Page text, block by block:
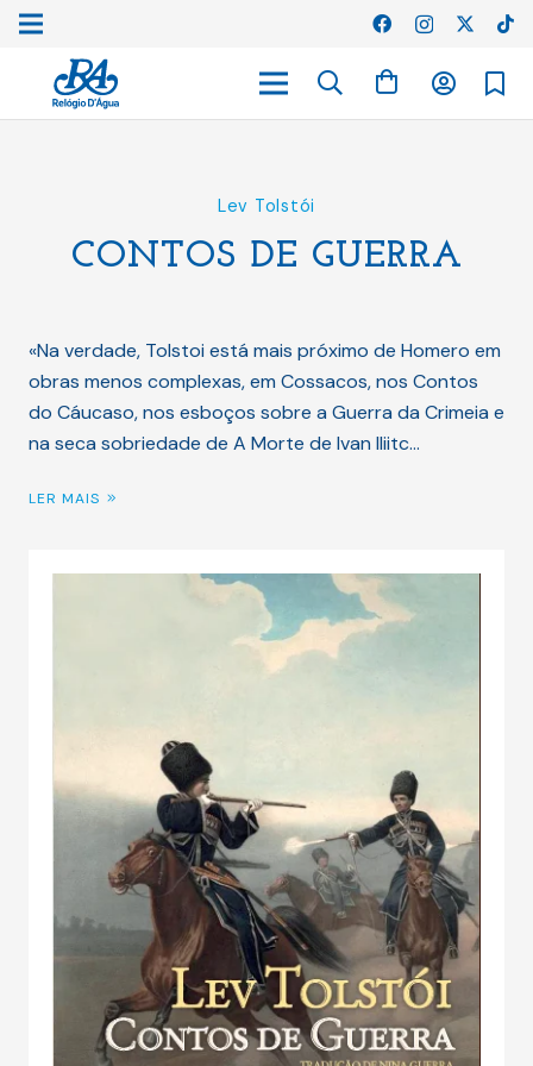
Lev Tolstói
CONTOS DE GUERRA
«Na verdade, Tolstoi está mais próximo de Homero em
obras menos complexas, em Cossacos, nos Contos
do Cáucaso, nos esboços sobre a Guerra da Crimeia e
na seca sobriedade de A Morte de Ivan Iliitc…
LER MAIS